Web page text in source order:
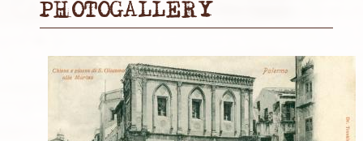
PHOTOGALLERY